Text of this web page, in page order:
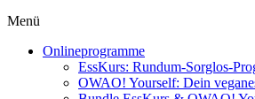
Menü
Onlineprogramme
EssKurs: Rundum-Sorglos-
OWAO! Yourself: Dein